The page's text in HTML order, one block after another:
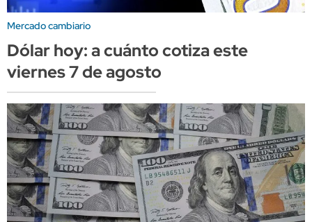
Mercado cambiario
Dólar hoy: a cuánto cotiza este
viernes 7 de agosto